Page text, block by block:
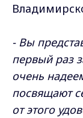
- Вы
первый раз
очень
посвящают
от этого